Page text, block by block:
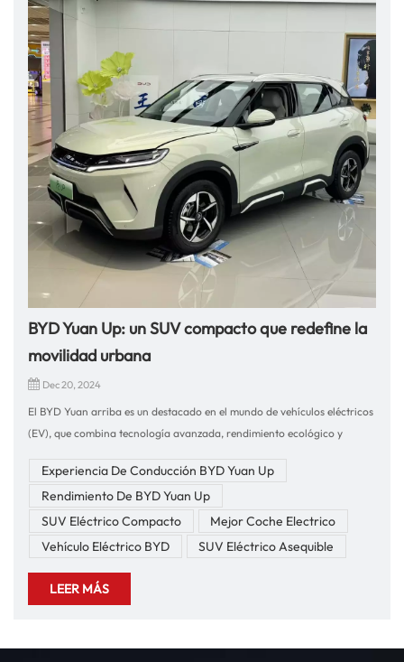
BYD Yuan Up: un SUV compacto que redefine la
movilidad urbana
Dec 20, 2024
El BYD Yuan arriba es un destacado en el mundo de vehículos eléctricos
(EV), que combina tecnología avanzada, rendimiento ecológico y
el Yuan Up ofrece una combinación de comodidad, rendimiento y
sostenibilidad. Como empresa líder con más de 10 años de experiencia
en exportación de repuestos y automóviles, estamos orgullosos de
ofrecer este vehículo excepcional a los mercados internacionales.
calidad para nuestros clientes, lo que convierte al BYD Yuan Up en una
excelente opción para cualquiera que busque abrazar el futuro de la
UpCuando se trata de experiencia de conducción, el BYD Yuan Up
Experiencia De Conducción BYD Yuan Up
Rendimiento De BYD Yuan Up
SUV Eléctrico Compacto
Mejor Coche Electrico
Vehículo Eléctrico BYD
SUV Eléctrico Asequible
LEER MÁS